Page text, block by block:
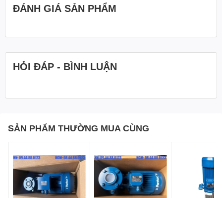
ĐÁNH GIÁ SẢN PHẨM
HỎI ĐÁP - BÌNH LUẬN
SẢN PHẨM THƯỜNG MUA CÙNG